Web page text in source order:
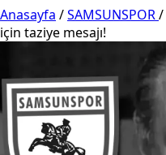
Anasayfa /SAMSUNSPOR/
için taziye mesajı!